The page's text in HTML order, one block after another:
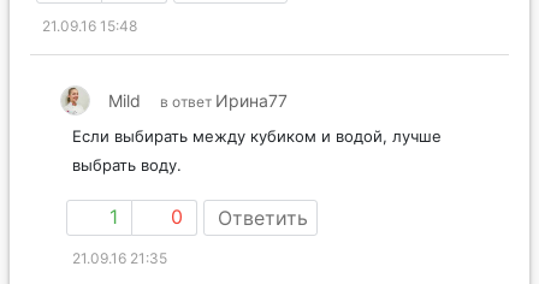
21.09.16 15:48
Mild в ответ Ирина77
Если выбирать между кубиком и водой, лучше
выбрать воду.
1 0 Ответить
21.09.16 21:35